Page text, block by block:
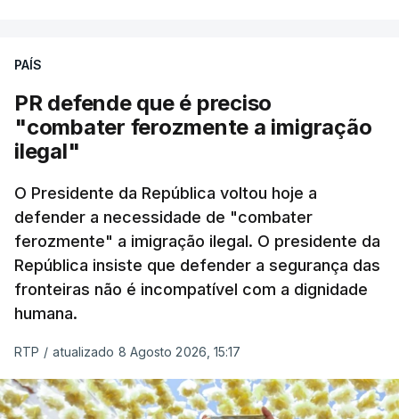
PAÍS
PR defende que é preciso
"combater ferozmente a imigração
ilegal"
O Presidente da República voltou hoje a
defender a necessidade de "combater
ferozmente" a imigração ilegal. O presidente da
República insiste que defender a segurança das
fronteiras não é incompatível com a dignidade
humana.
RTP / atualizado 8 Agosto 2026, 15:17